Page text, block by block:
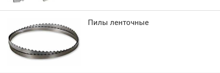
Пилы ленточные